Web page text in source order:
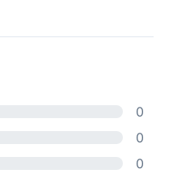
0
0
0